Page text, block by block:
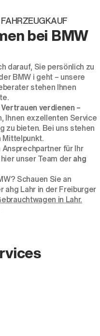
bei BMW
darauf, Sie persönlich zu
BMW i geht – unsere
stehen Ihnen
verdienen –
Ihnen exzellenten Service
zu bieten. Bei uns stehen
Mittelpunkt.
für Ihr
unser Team derahg
Schauen Sie an
ahg Lahr in der Freiburger
in Lahr.